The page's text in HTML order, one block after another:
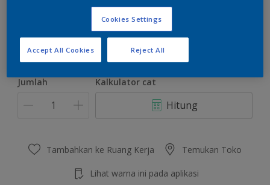
2.5 L
Jumlah Kalkulator cat
Hitung
Tambahkan ke Ruang Kerja Temukan Toko
Lihat warna ini pada aplikasi
Cookies Settings
Reject All
Accept All Cookies